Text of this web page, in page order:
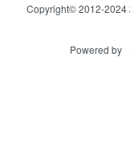
Copyright© 2012-2024
Powered by